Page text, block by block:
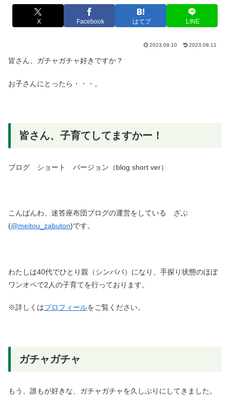
X Facebook はてブ LINE
2023.09.10 2023.09.11
皆さん、ガチャガチャ好きですか？
お子さんにとったら・・・。
皆さん、子育てしてますかー！
ブログ ショート バージョン（blog short ver）
こんばんわ、迷答座布団ブログの運営をしている ざぶ
(@meitou_zabuton)です。
わたしは40代でひとり親（シンパパ）になり、手探り状態のほぼ
ワンオペで2人の子育てを行っております。
※詳しくはプロフィールをご覧ください。
ガチャガチャ
もう、誰もが好きな、ガチャガチャを久しぶりにしてきました。